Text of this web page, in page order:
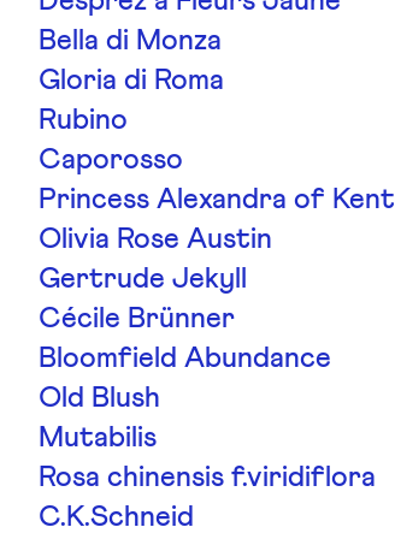
Bella di Monza
Gloria di Roma
Rubino
Caporosso
Princess Alexandra of Kent
Olivia Rose Austin
Gertrude Jekyll
Cécile Brünner
Bloomfield Abundance
Old Blush
Mutabilis
Rosa chinensis f.viridiflora
C.K.Schneid